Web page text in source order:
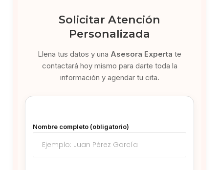
Solicitar Atención
Personalizada
Llena tus datos y una Asesora Experta te
contactará hoy mismo para darte toda la
información y agendar tu cita.
Nombre completo (obligatorio)